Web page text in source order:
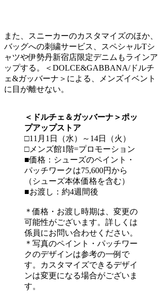
また、スニーカーのカスタマイズのほか、
バッグへの刺繍サービス、スペシャルTシ
ャツや伊勢丹新宿店限定デニムもラインア
ップする。＜DOLCE&GABBANA/ドルチ
ェ&ガッバーナ＞による、メンズイベント
に目が離せない。
＜ドルチェ＆ガッバーナ＞ポッ
プアップストア
□11月1日（水）～14日（火）
□メンズ館1階=プロモーション
■価格：シューズのペイント・
パッチワークは75,600円から
（シューズ本体価格を含む）
■お渡し：約4週間後
＊価格・お渡し時期は、変更の
可能性がございます。詳しくは
係員にお問い合わせください。
＊写真のペイント・パッチワー
クのデザインは参考の一例で
す。カスタマイズできるデザイ
ンは変更になる場合がございま
す。